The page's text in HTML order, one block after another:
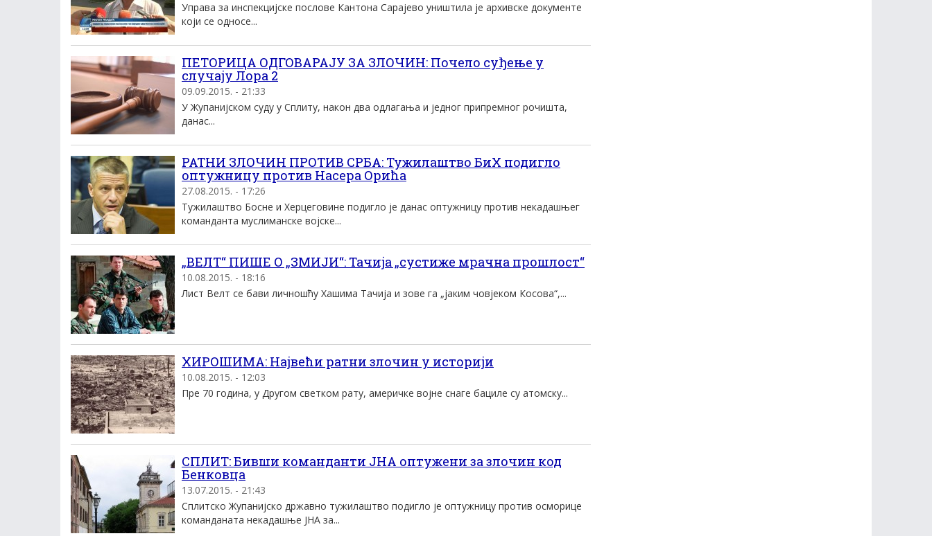
Управа за инспекцијске послове Кантона Сарајево уништила је архивске документе
који се односе...
ПЕТОРИЦА ОДГОВАРАЈУ ЗА ЗЛОЧИН: Почело суђење у
случаjу Лора 2
09.09.2015. - 21:33
У Жупаниjском суду у Сплиту, након два одлагања и jедног припремног рочишта,
данас...
РАТНИ ЗЛОЧИН ПРОТИВ СРБА: Тужилаштво БиХ подигло
оптужницу против Насера Орића
27.08.2015. - 17:26
Тужилаштво Босне и Херцеговине подигло је данас оптужницу против некадашњег
команданта муслиманске војске...
„ВЕЛТ“ ПИШЕ О „ЗМИЈИ“: Тачија „сустиже мрачна прошлост“
10.08.2015. - 18:16
Лист Велт се бави личношћу Хашима Тачија и зове га „јаким човјеком Косова“,...
ХИРОШИМА: Највећи ратни злочин у историји
10.08.2015. - 12:03
Пре 70 година, у Другом светком рату, америчке војне снаге бациле су атомску...
СПЛИТ: Бивши команданти ЈНА оптужени за злочин код
Бенковца
13.07.2015. - 21:43
Сплитско Жупанијско државно тужилаштво подигло је оптужницу против осморице
команданата некадашње ЈНА за...